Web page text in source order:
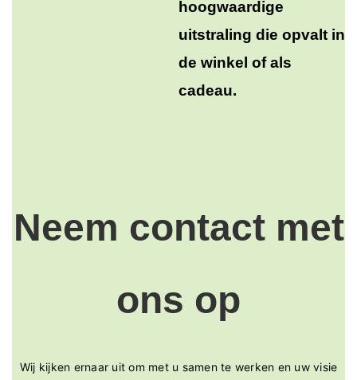
hoogwaardige
uitstraling die opvalt in
de winkel of als
cadeau.
Neem contact met
ons op
Wij kijken ernaar uit om met u samen te werken en uw visie